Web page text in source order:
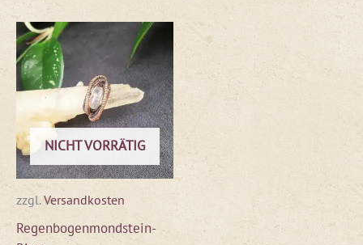
NICHT VORRÄTIG
zzgl.Versandkosten
Regenbogenmondstein-